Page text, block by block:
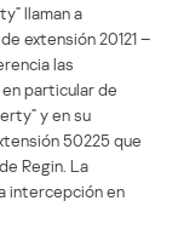
llaman a
extensión 20121 –
las
particular de
y en su
50225 que
Regin. La
intercepción en